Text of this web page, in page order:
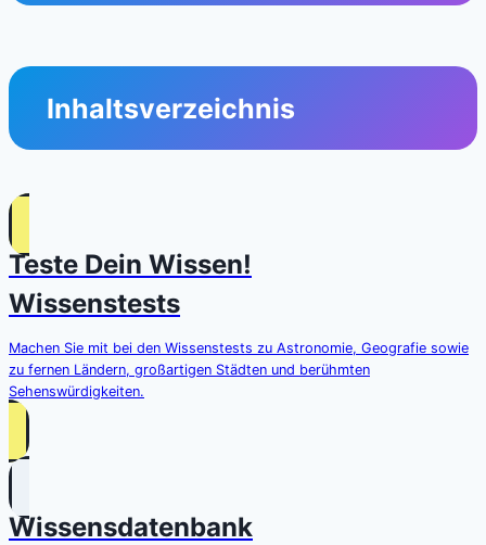
Inhaltsverzeichnis
Teste Dein Wissen!
Wissenstests
Machen Sie mit bei den Wissenstests zu Astronomie, Geografie sowie
zu fernen Ländern, großartigen Städten und berühmten
Sehenswürdigkeiten.
Wissensdatenbank